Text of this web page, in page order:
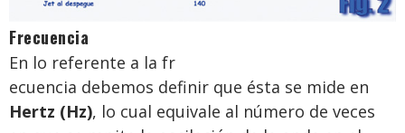
Frecuencia
En lo referente a la fr
ecuencia debemos definir que ésta se mide en
Hertz (Hz), lo cual equivale al número de veces